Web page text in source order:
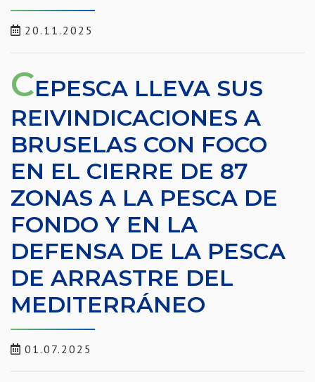
20.11.2025
CEPESCA LLEVA SUS
REIVINDICACIONES A
BRUSELAS CON FOCO
EN EL CIERRE DE 87
ZONAS A LA PESCA DE
FONDO Y EN LA
DEFENSA DE LA PESCA
DE ARRASTRE DEL
MEDITERRÁNEO
01.07.2025